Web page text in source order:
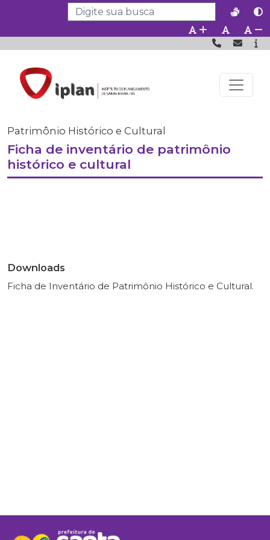
Patrimônio Histórico e Cultural
Ficha de inventário de patrimônio
histórico e cultural
Downloads
Ficha de Inventário de Patrimônio Histórico e Cultural.